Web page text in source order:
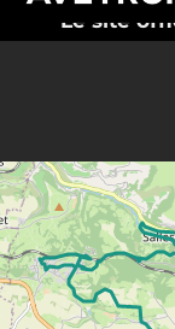
Le site